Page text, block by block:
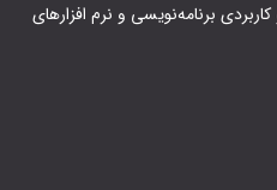
برنامه‌نویسی و نرم افزارهای